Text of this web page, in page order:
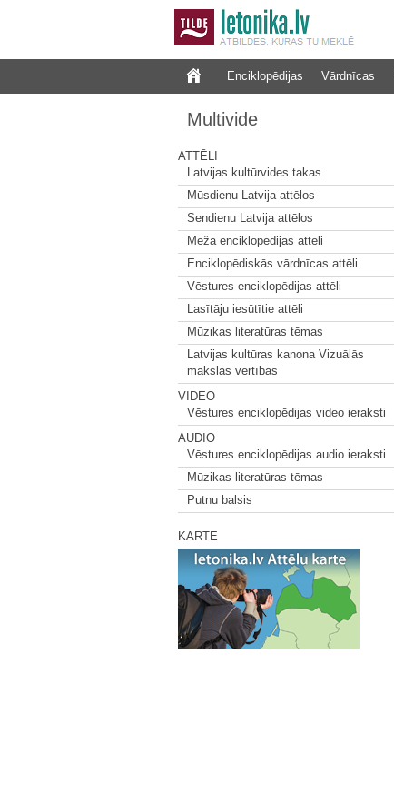
Enciklopēdijas Vārdnīcas
Multivide
ATTĒLI
Latvijas kultūrvides takas
Mūsdienu Latvija attēlos
Sendienu Latvija attēlos
Meža enciklopēdijas attēli
Enciklopēdiskās vārdnīcas attēli
Vēstures enciklopēdijas attēli
Lasītāju iesūtītie attēli
Mūzikas literatūras tēmas
Latvijas kultūras kanona Vizuālās
mākslas vērtības
VIDEO
Vēstures enciklopēdijas video ieraksti
AUDIO
Vēstures enciklopēdijas audio ieraksti
Mūzikas literatūras tēmas
Putnu balsis
KARTE